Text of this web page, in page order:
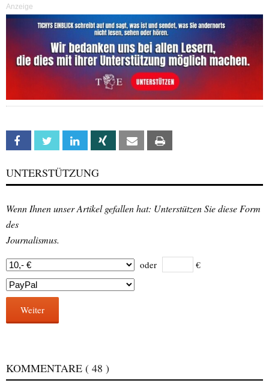
Anzeige
Facebook Twitter Linkedin Xing Email
UNTERSTÜTZUNG
Wenn Ihnen unser Artikel gefallen hat: Unterstützen Sie diese Form
des
Journalismus.
oder €
Weiter
KOMMENTARE ( 48 )